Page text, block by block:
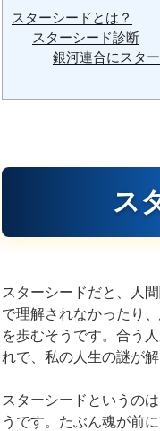
スターシードとは？
スターシード診断
銀河連合にスタ
ス
スターシードだと、人
で理解されなかったり
を歩むそうです。合う
れで、私の人生の謎が
スターシードというの
うです。たぶん魂が前